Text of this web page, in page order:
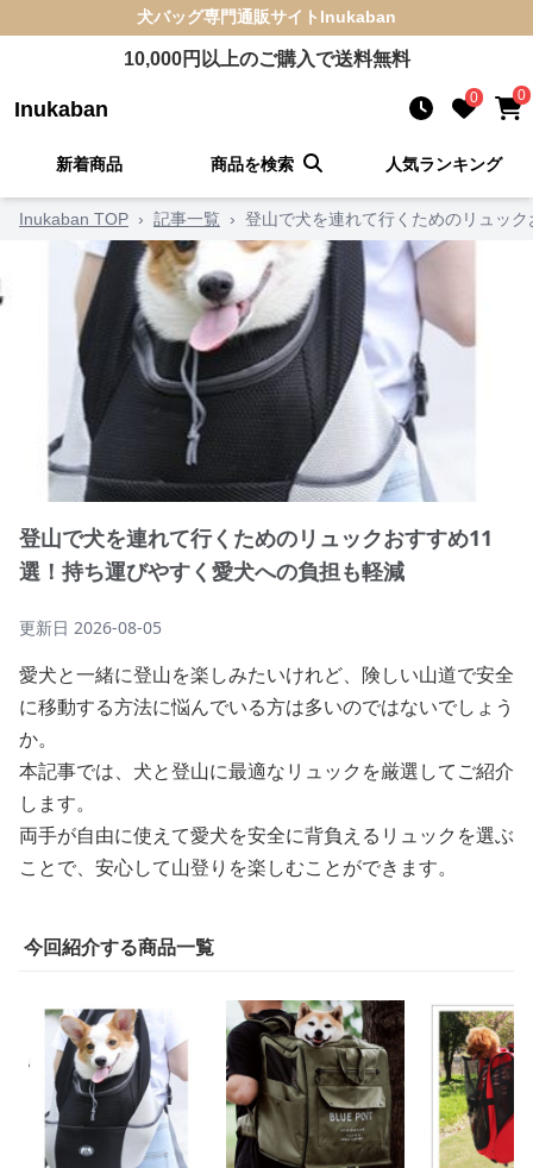
犬バッグ専門通販サイト Inukaban
10,000円以上のご購入で送料無料
Inukaban 0 0
新着商品 商品を検索 人気ランキング
Inukaban TOP › 記事一覧 › 登山で犬を連れて行くためのリュッ
登山で犬を連れて行くためのリュックおすすめ11
選！持ち運びやすく愛犬への負担も軽減
更新日 2026-08-05
愛犬と一緒に登山を楽しみたいけれど、険しい山道で安全
に移動する方法に悩んでいる方は多いのではないでしょう
か。
本記事では、犬と登山に最適なリュックを厳選してご紹介
します。
両手が自由に使えて愛犬を安全に背負えるリュックを選ぶ
ことで、安心して山登りを楽しむことができます。
今回紹介する商品一覧